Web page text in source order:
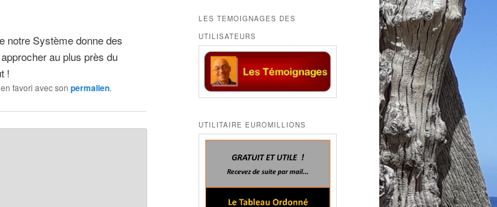
notre Système donne des
au plus près du
!
favori avec son permalien.
LES TEMOIGNAGES DES
UTILISATEURS
UTILITAIRE EUROMILLIONS